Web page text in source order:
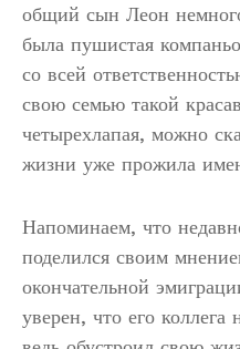
общий сын Леон
была пушистая
со всей
свою семью такой
четырехлапая, можно
жизни уже прожила
Напоминаем, что
поделился своим
окончательной
уверен, что его коллега